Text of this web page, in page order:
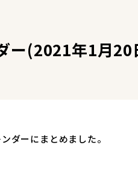
ー(2021年1月
ダーにまとめました。